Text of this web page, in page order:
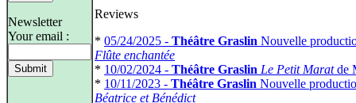
Newsletter
Your email :
Reviews
* 05/24/2025 - Théâtre Graslin Nouvelle
Flûte enchantée
* 10/02/2024 - Théâtre Graslin Le Petit Maratde
* 10/11/2023 - Théâtre Graslin Nouvelle
Béatrice et Bénédict